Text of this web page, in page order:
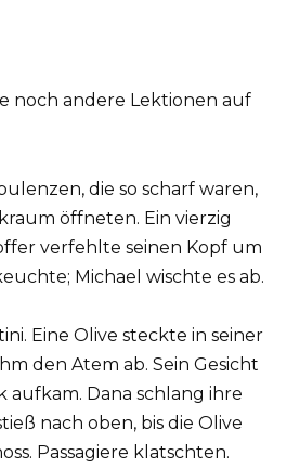
noch andere Lektionen auf
die so scharf waren,
öffneten. Ein vierzig
verfehlte seinen Kopf um
Michael wischte es ab.
Eine Olive steckte in seiner
den Atem ab. Sein Gesicht
aufkam. Dana schlang ihre
nach oben, bis die Olive
Passagiere klatschten.